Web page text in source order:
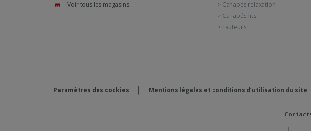
Voir tous les magasins
> Canapés relaxation
> Canapés-lits
> Fauteuils
Paramètres des cookies Mentions légales et conditions d’utilisation du site